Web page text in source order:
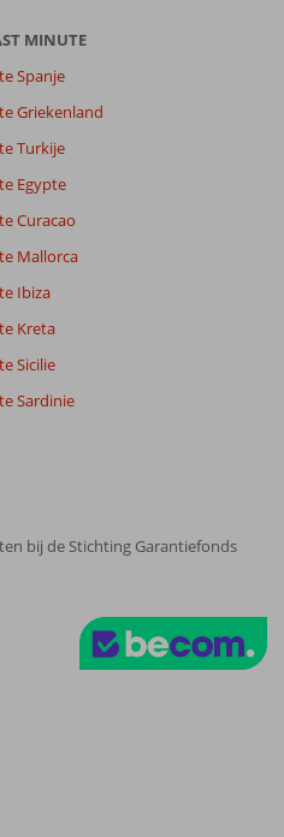
MINUTE
Spanje
Griekenland
Turkije
Egypte
Curacao
Mallorca
Ibiza
Kreta
Sicilie
Sardinie
bij de Stichting Garantiefonds